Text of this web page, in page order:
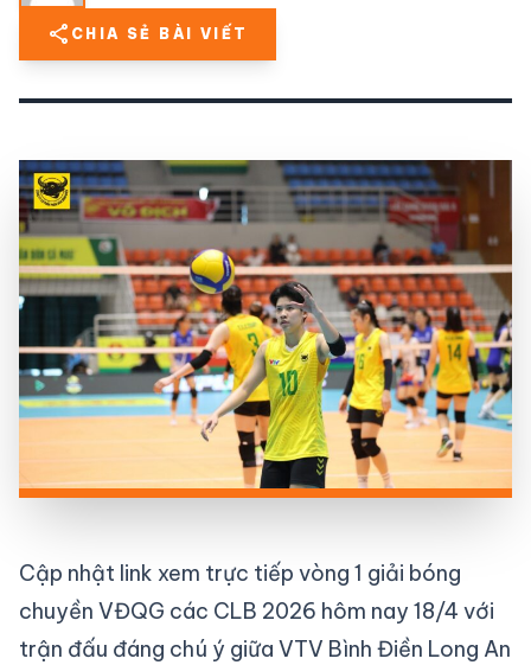
share mail
share CHIA SẺ BÀI VIẾT
Cập nhật link xem trực tiếp vòng 1 giải bóng
chuyền VĐQG các CLB 2026 hôm nay 18/4 với
trận đấu đáng chú ý giữa VTV Bình Điền Long An